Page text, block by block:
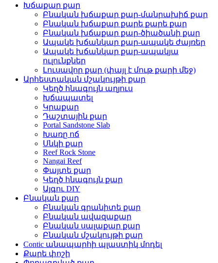
Խճաքար քար
Բնական խճաքար քար-մանրախիճ քար
Բնական խճաքար քարե քարե քար
Բնական խճաքար քար-ծիածանի քար
Ապակե խճանկար քար-ապակե ժայռեր
Ապակե խճանկար քար-ապակյա
ուլունքներ
Լուսավոր քար (փայլ է մութ քարի մեջ)
Արհեստական ​​մշակույթի քար
Կեղծ հնագույն աղյուս
Խճապատել
Կրաքար
Դաշտային քար
Portal Sandstone Slab
Խառը ոճ
Սնկի քար
Reef Rock Stone
Nangai Reef
Փայտե քար
Կեղծ հնագույն քար
Այգու DIY
Բնական քար
Բնական գրանիտե քար
Բնական ավազաքար
Բնական սալաքար քար
Բնական մշակույթի քար
Contic անապարհի պլաստիկ մոդել
Քարե փոշի